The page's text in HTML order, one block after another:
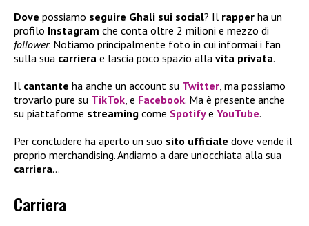
Dove possiamo seguire Ghali sui social? Il rapper ha un
profilo Instagram che conta oltre 2 milioni e mezzo di
follower. Notiamo principalmente foto in cui informai i fan
sulla sua carriera e lascia poco spazio alla vita privata.
Il cantante ha anche un account su Twitter, ma possiamo
trovarlo pure su TikTok, e Facebook. Ma è presente anche
su piattaforme streaming come Spotifye YouTube.
Per concludere ha aperto un suo sito ufficiale dove vende il
proprio merchandising. Andiamo a dare un’occhiata alla sua
carriera…
Carriera